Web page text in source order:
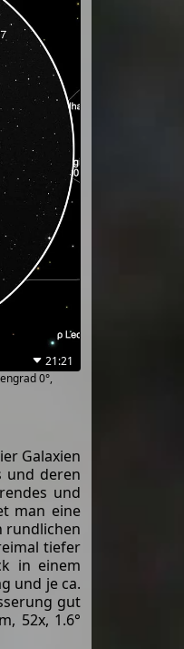
21:21
0°,
Galaxien
und deren
und
man eine
rundlichen
tiefer
in einem
und je ca.
gut
52x, 1.6°